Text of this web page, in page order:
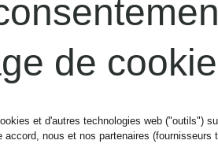
ISLAND
Polo
piqué
de
et d'autres technologies web ("outils")
accord, nous et nos partenaires (fournisseurs